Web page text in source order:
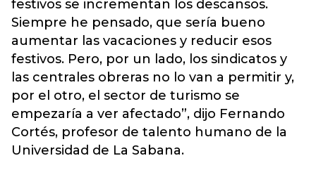
festivos se incrementan los descansos.
Siempre he pensado, que sería bueno
aumentar las vacaciones y reducir esos
festivos. Pero, por un lado, los sindicatos y
las centrales obreras no lo van a permitir y,
por el otro, el sector de turismo se
empezaría a ver afectado”, dijo Fernando
Cortés, profesor de talento humano de la
Universidad de La Sabana.